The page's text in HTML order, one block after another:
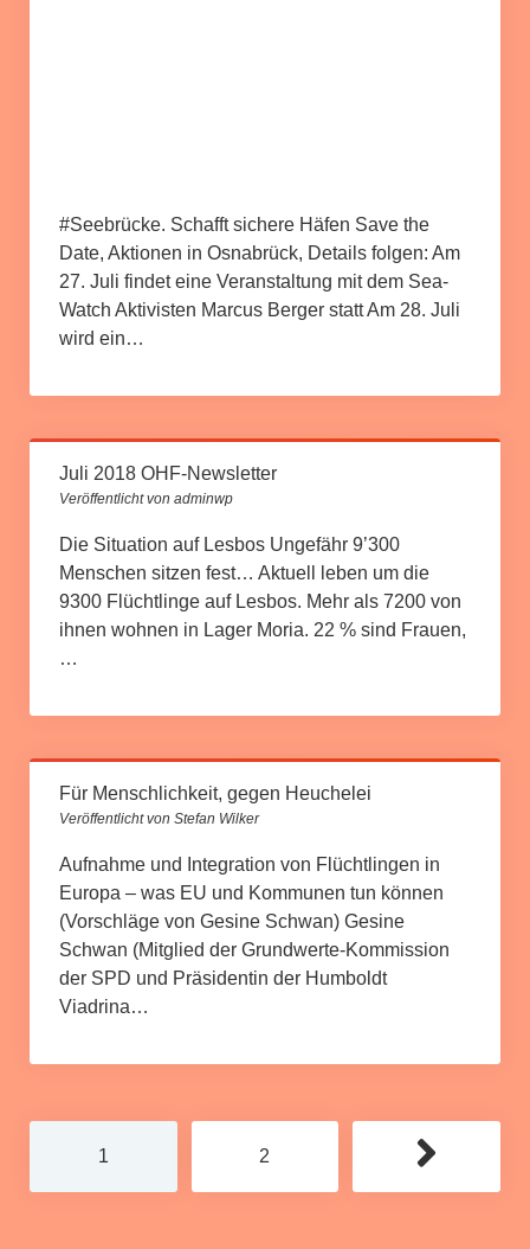
#Seebrücke. Schafft sichere Häfen Save the
Date, Aktionen in Osnabrück, Details folgen: Am
27. Juli findet eine Veranstaltung mit dem Sea-
Watch Aktivisten Marcus Berger statt Am 28. Juli
wird ein…
Juli 2018 OHF-Newsletter
Veröffentlicht von adminwp
Die Situation auf Lesbos Ungefähr 9’300
Menschen sitzen fest… Aktuell leben um die
9300 Flüchtlinge auf Lesbos. Mehr als 7200 von
ihnen wohnen in Lager Moria. 22 % sind Frauen,
…
Für Menschlichkeit, gegen Heuchelei
Veröffentlicht von Stefan Wilker
Aufnahme und Integration von Flüchtlingen in
Europa – was EU und Kommunen tun können
(Vorschläge von Gesine Schwan) Gesine
Schwan (Mitglied der Grundwerte-Kommission
der SPD und Präsidentin der Humboldt
Viadrina…
Beiträge
1 2